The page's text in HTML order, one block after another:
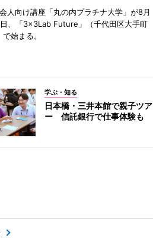
人向け講座「丸の内プラチナ大学」が8月
、「3×3Lab Future」（千代田区大手町
で始まる。
学ぶ・知る
日本橋・三井本館で親子ツア
ー 信託銀行で仕事体験も